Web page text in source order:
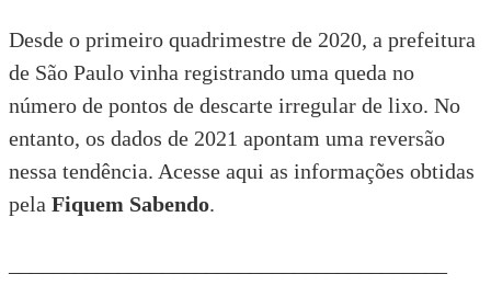
Desde o primeiro quadrimestre de 2020, a prefeitura
de São Paulo vinha registrando uma queda no
número de pontos de descarte irregular de lixo. No
entanto, os dados de 2021 apontam uma reversão
nessa tendência. Acesse aqui as informações obtidas
pela Fiquem Sabendo.